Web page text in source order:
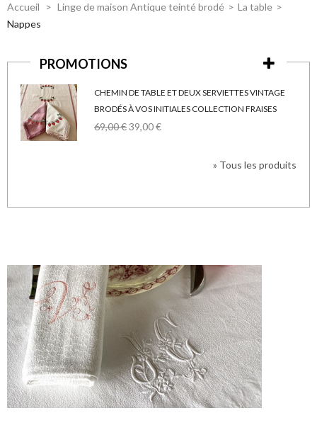
Accueil > Linge de maison Antique teinté brodé > La table >
Nappes
PROMOTIONS
CHEMIN DE TABLE ET DEUX SERVIETTES VINTAGE
BRODÉS À VOS INITIALES COLLECTION FRAISES
69,00 €39,00 €
» Tous les produits